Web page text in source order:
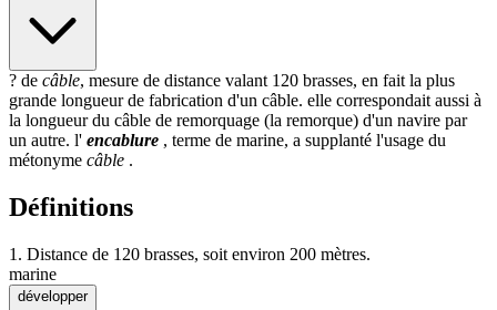
? de câble, mesure de distance valant 120 brasses, en fait la plus
grande longueur de fabrication d'un câble. elle correspondait aussi à
la longueur du câble de remorquage (la remorque) d'un navire par
un autre. l' encablure , terme de marine, a supplanté l'usage du
métonyme câble .
Définitions
1. Distance de 120 brasses, soit environ 200 mètres.
marine
développer